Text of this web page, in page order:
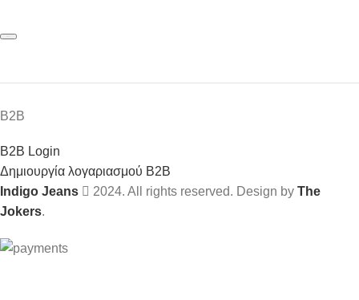
Β2Β
Β2Β Login
Δημιουργία λογαριασμού Β2Β
Indigo Jeans
2024. All rights reserved. Design by The
Jokers.